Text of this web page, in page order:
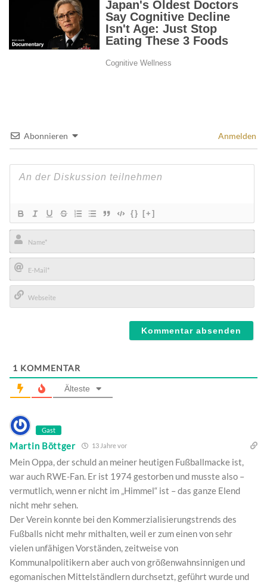
Abonnieren Anmelden
{} [+]
Name*
E-
Mail*
1 KOMMENTAR
Älteste
Gast
Martin Böttger 13 Jahre vor
Mein Oppa, der schuld an meiner heutigen Fußballmacke ist,
war auch RWE-Fan. Er ist 1974 gestorben und musste also –
vermutlich, wenn er nicht im „Himmel“ ist – das ganze Elend
nicht mehr sehen.
Der Verein konnte bei den Kommerzialisierungstrends des
Fußballs nicht mehr mithalten, weil er zum einen von sehr
vielen unfähigen Vorständen, zeitweise von
Kommunalpolitikern aber auch von größenwahnsinnigen und
egomanischen Mittelständlern durchsetzt, geführt wurde und